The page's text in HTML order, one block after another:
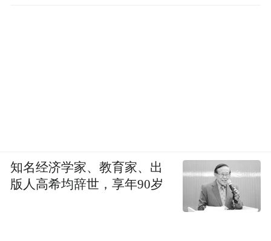
知名经济学家、教育家、出
版人高希均辞世，享年90岁